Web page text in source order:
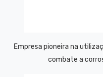
Empresa pioneira na
combate a